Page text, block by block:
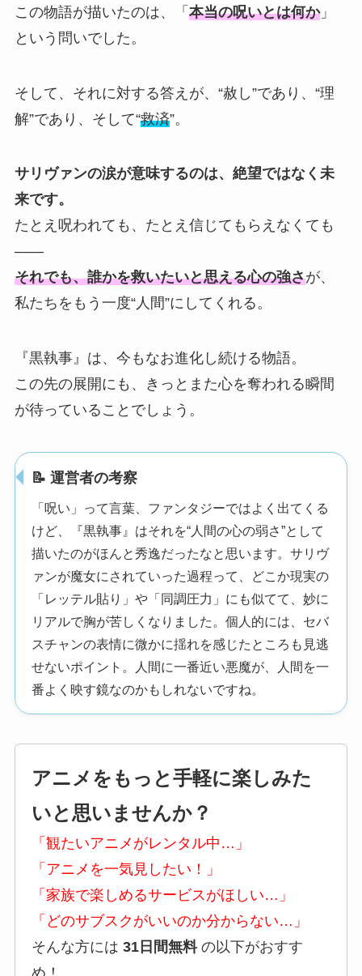
この物語が描いたのは、「 本当の呪いとは何か」
という問いでした。
そして、それに対する答えが、“赦し”であり、“理
解”であり、そして“救済”。
サリヴァンの涙が意味するのは、絶望ではなく未
来です。
たとえ呪われても、たとえ信じてもらえなくても
——
それでも、誰かを救いたいと思える心の強さが、
私たちをもう一度“人間”にしてくれる。
『黒執事』は、今もなお進化し続ける物語。
この先の展開にも、きっとまた心を奪われる瞬間
が待っていることでしょう。
📝 運営者の考察
「呪い」って言葉、ファンタジーではよく出てくる
けど、『黒執事』はそれを“人間の心の弱さ”として
描いたのがほんと秀逸だったなと思います。サリヴ
ァンが魔女にされていった過程って、どこか現実の
「レッテル貼り」や「同調圧力」にも似てて、妙に
リアルで胸が苦しくなりました。個人的には、セバ
スチャンの表情に微かに揺れを感じたところも見逃
せないポイント。人間に一番近い悪魔が、人間を一
番よく映す鏡なのかもしれないですね。
アニメをもっと手軽に楽しみた
いと思いませんか？
「観たいアニメがレンタル中…」
「アニメを一気見したい！」
「家族で楽しめるサービスがほしい…」
「どのサブスクがいいのか分からない…」
そんな方には 31日間無料の以下がおすす
め！